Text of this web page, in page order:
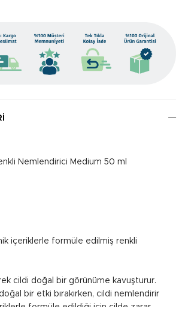
Nemlendirici Medium 50 ml
içeriklerle formüle edilmiş renkli
cildi doğal bir görünüme kavuşturur.
bir etki bırakırken, cildi nemlendirir
formüle edildiği için cilde zarar